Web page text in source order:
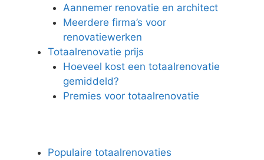
Aannemer renovatie en architect
Meerdere firma’s voor
renovatiewerken
Totaalrenovatie prijs
Hoeveel kost een totaalrenovatie
gemiddeld?
Premies voor totaalrenovatie
Populaire totaalrenovaties